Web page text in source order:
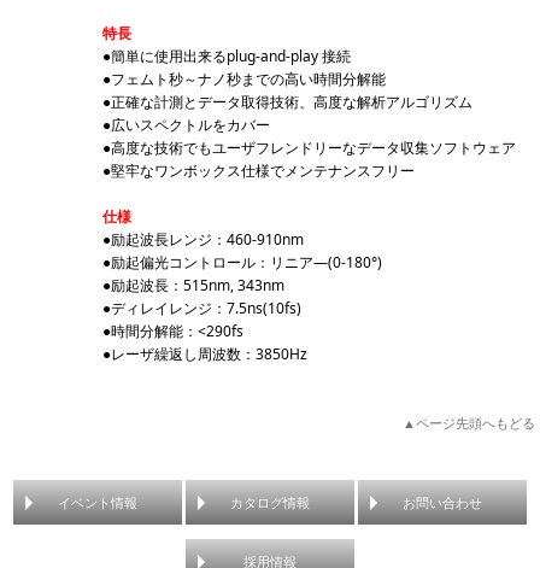
特長
●簡単に使用出来るplug-and-play 接続
●フェムト秒～ナノ秒までの高い時間分解能
●正確な計測とデータ取得技術、高度な解析アルゴリズム
●広いスペクトルをカバー
●高度な技術でもユーザフレンドリーなデータ収集ソフトウェア
●堅牢なワンボックス仕様でメンテナンスフリー
仕様
●励起波長レンジ：460-910nm
●励起偏光コントロール：リニア―(0-180°)
●励起波長：515nm, 343nm
●ディレイレンジ：7.5ns(10fs)
●時間分解能：<290fs
●レーザ繰返し周波数：3850Hz
▲ページ先頭へもどる
イベント情報 カタログ情報 お問い合わせ
採用情報